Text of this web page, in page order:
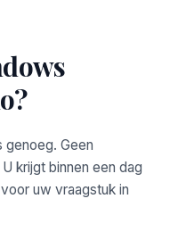
Geen
krijgt binnen een dag
uw vraagstuk in